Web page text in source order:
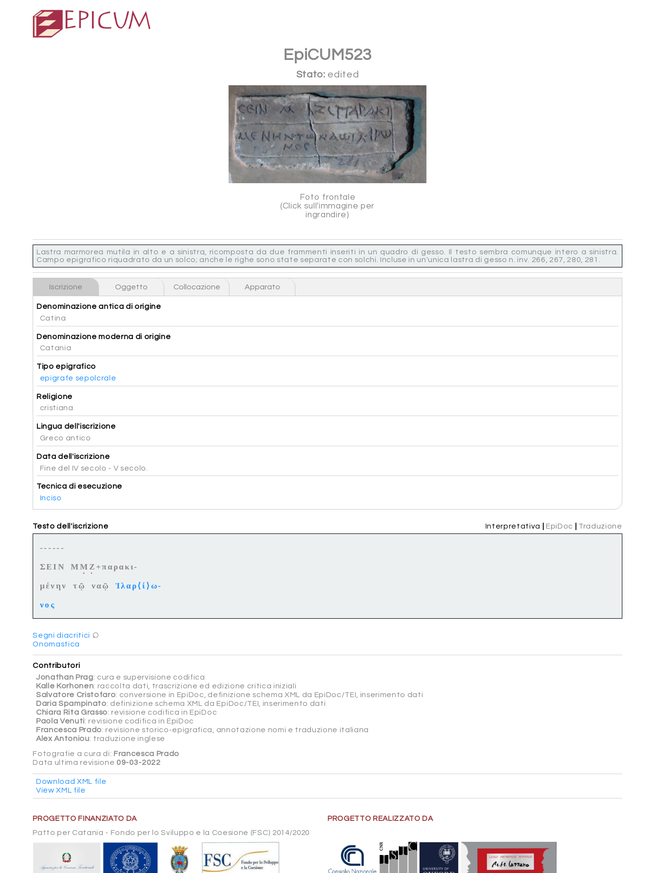
EpiCUM523
Stato: edited
Foto frontale
(Click sull'immagine per
ingrandire)
Lastra marmorea mutila in alto e a sinistra, ricomposta da due frammenti inseriti in un quadro di gesso. Il testo sembra comunque intero a sinistra.
Campo epigrafico riquadrato da un solco; anche le righe sono state separate con solchi. Incluse in un'unica lastra di gesso n. inv. 266, 267, 280, 281.
Iscrizione Oggetto Collocazione Apparato
Denominazione antica di origine
Catina
Denominazione moderna di origine
Catania
Tipo epigrafico
epigrafe sepolcrale
Religione
cristiana
Lingua dell'iscrizione
Greco antico
Data dell'iscrizione
Fine del IV secolo - V secolo.
Tecnica di esecuzione
Inciso
Testo dell'iscrizione Interpretativa EpiDoc Traduzione
------
ΣΕΙΝ Μ
·
Μ
·
Ζ +παρακι-
μένην τῷ ναῷ Ἱλαρ⟨ί⟩ω-
νος
Segni diacritici ⌕
Onomastica
Contributori
Jonathan Prag: cura e supervisione codifica
Kalle Korhonen: raccolta dati, trascrizione ed edizione critica iniziali
Salvatore Cristofaro: conversione in EpiDoc, definizione schema XML da EpiDoc/TEI, inserimento dati
Daria Spampinato: definizione schema XML da EpiDoc/TEI, inserimento dati
Chiara Rita Grasso: revisione codifica in EpiDoc
Paola Venuti: revisione codifica in EpiDoc
Francesca Prado: revisione storico-epigrafica, annotazione nomi e traduzione italiana
Alex Antoniou: traduzione inglese
Fotografie a cura di: Francesca Prado
Data ultima revisione 09-03-2022
Download XML file
View XML file
PROGETTO FINANZIATO DA
PROGETTO REALIZZATO DA
Patto per Catania - Fondo per lo Sviluppo e la Coesione (FSC) 2014/2020